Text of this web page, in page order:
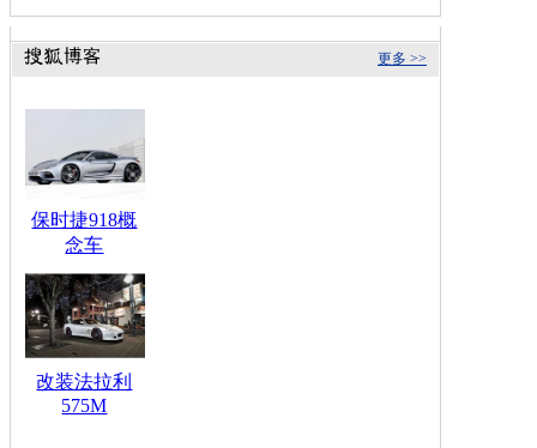
更多 >>
保时捷918概
念车
改装法拉利
575M